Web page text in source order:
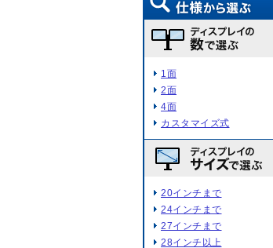
1面
2面
4面
カスタマイズ式
20インチまで
24インチまで
27インチまで
28インチ以上